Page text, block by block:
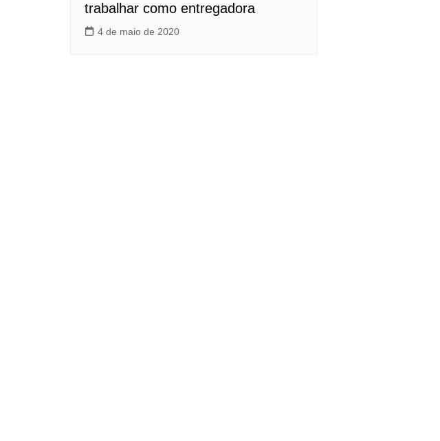
trabalhar como entregadora
4 de maio de 2020